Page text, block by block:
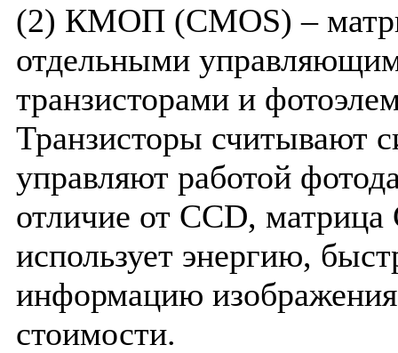
(2) КМОП (CMOS) –
отдельными
транзисторами и
Транзисторы считывают
управляют работой
отличие от CCD,
использует энергию,
информацию
стоимости.